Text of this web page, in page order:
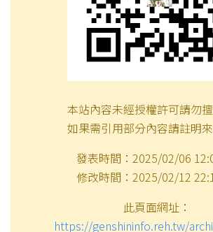
本站內容未經授權許可請勿
如果需引用部分內容請註明
發表時間：2025/02/06
修改時間：2025/02/12
此頁面網址：
https://genshininfo.reh.tw/